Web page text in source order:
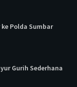
Polda Sumbar
Gurih Sederhana